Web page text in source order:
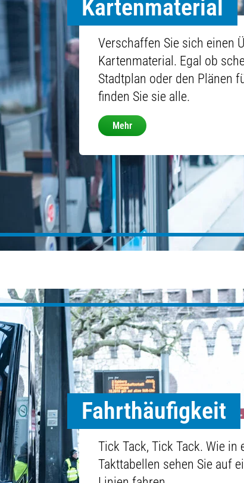
Kartenmaterial
Verschaffen Sie sich einen
Kartenmaterial. Egal ob
Stadtplan oder den Plänen
finden Sie sie alle.
Mehr
Fahrthäufigkeit
Tick Tack, Tick Tack. Wie
Takttabellen sehen Sie auf